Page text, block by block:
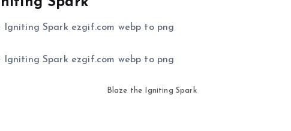
Blaze the Igniting Spark